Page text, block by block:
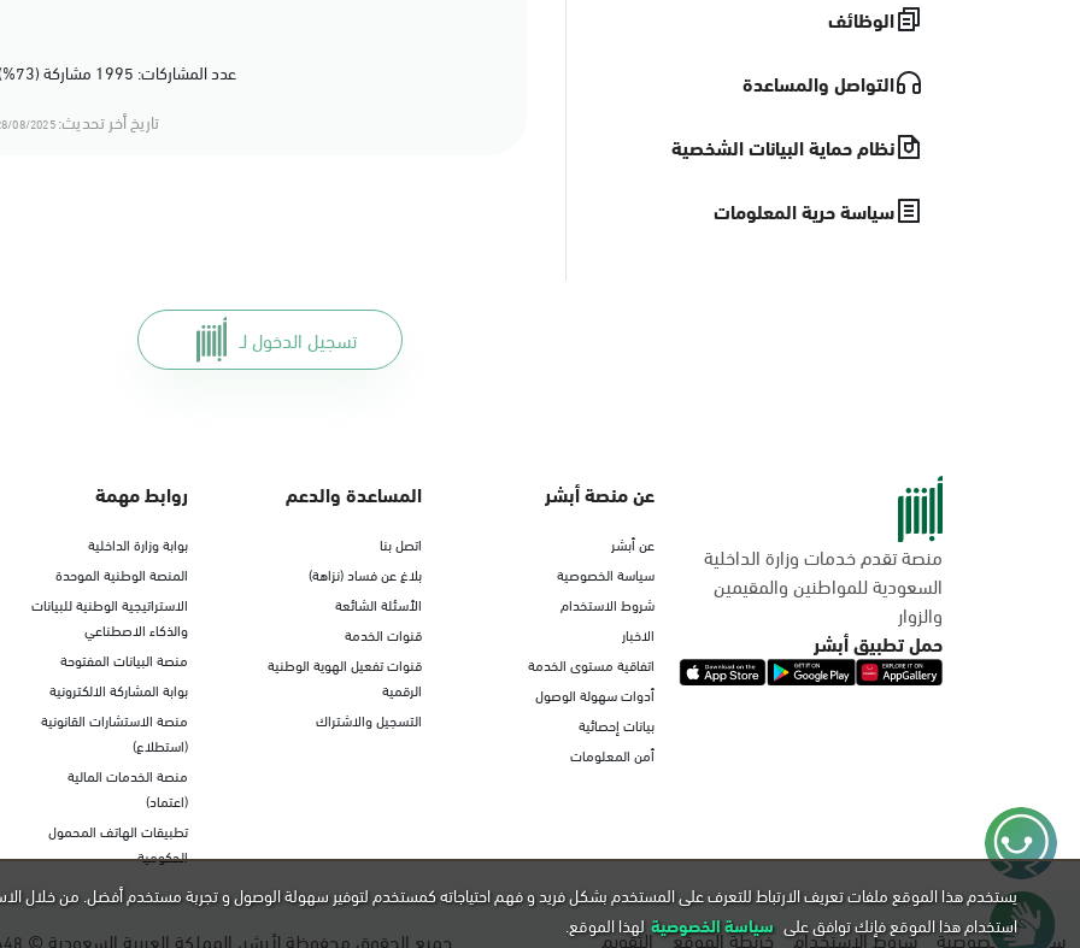
الوظائف
التواصل والمساعدة
نظام حماية البيانات الشخصية
سياسة حرية المعلومات
عدد المشاركات: 1995 مشاركة (73%) أعجبهم المحتوى
تاريخ أخر تحديث:08/2025 12:08
تسجيل الدخول لـ
منصة تقدم خدمات وزارة الداخلية
السعودية للمواطنين والمقيمين
والزوار
حمل تطبيق أبشر
عن منصة أبشر
عن أبشر
سياسة الخصوصية
شروط الاستخدام
الاخبار
اتفاقية مستوى الخدمة
أدوات سهولة الوصول
بيانات إحصائية
أمن المعلومات
المساعدة والدعم
اتصل بنا
بلاغ عن فساد (نزاهة)
الأسئلة الشائعة
قنوات الخدمة
قنوات تفعيل الهوية الوطنية
الرقمية
التسجيل والاشتراك
روابط مهمة
بوابة وزارة الداخلية
المنصة الوطنية الموحدة
الاستراتيجية الوطنية للبيانات
والذكاء الاصطناعي
منصة البيانات المفتوحة
بوابة المشاركة الالكترونية
منصة الاستشارات القانونية
(استطلاع)
منصة الخدمات المالية
(اعتماد)
تطبيقات الهاتف المحمول
الحكومية
سياسة الخصوصية شروط الاستخدام خريطة الموقع التقويم جميع الحقوق محفوظة لأبشر، المملكة العربية السعودية ©
يستخدم هذا الموقع ملفات تعريف الارتباط للتعرف على المستخدم بشكل فريد و فهم احتياجاته كمستخدم لتوفير سهولة الوصول و تجربة مستخدم أفضل. من خلال
استخدام هذا الموقع فإنك توافق على سياسة الخصوصية لهذا الموقع.